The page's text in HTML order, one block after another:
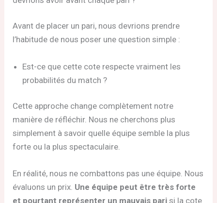
Avant de placer un pari, nous devrions prendre
l’habitude de nous poser une question simple :
Est-ce que cette cote respecte vraiment les
probabilités du match ?
Cette approche change complètement notre
manière de réfléchir. Nous ne cherchons plus
simplement à savoir quelle équipe semble la plus
forte ou la plus spectaculaire.
En réalité, nous ne combattons pas une équipe. Nous
évaluons un prix. Une équipe peut être très forte
et pourtant représenter un mauvais pari si la cote